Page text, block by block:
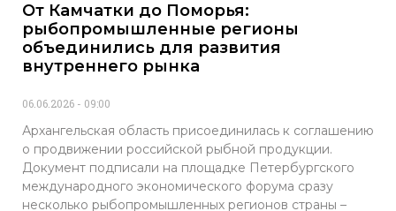
От Камчатки до Поморья:
рыбопромышленные регионы
объединились для развития
внутреннего рынка
06.06.2026 09:00
Архангельская область присоединилась к соглашению
о продвижении российской рыбной продукции.
Документ подписали на площадке Петербургского
международного экономического форума сразу
несколько рыбопромышленных регионов страны –